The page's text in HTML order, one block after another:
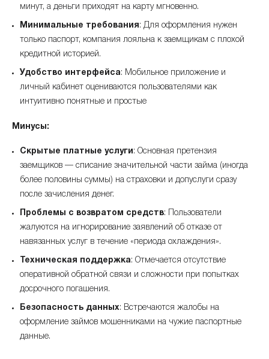
минут, а деньги приходят на карту мгновенно.
Минимальные требования : Для оформления нужен
только паспорт, компания лояльна к заемщикам с плохой
кредитной историей.
Удобство интерфейса: Мобильное приложение и
личный кабинет оцениваются пользователями как
интуитивно понятные и простые
Минусы:
Скрытые платные услуги : Основная претензия
заемщиков — списание значительной части займа (иногда
более половины суммы) на страховки и допуслуги сразу
после зачисления денег.
Проблемы с возвратом средств: Пользователи
жалуются на игнорирование заявлений об отказе от
навязанных услуг в течение «периода охлаждения».
Техническая поддержка: Отмечается отсутствие
оперативной обратной связи и сложности при попытках
досрочного погашения.
Безопасность данных: Встречаются жалобы на
оформление займов мошенниками на чужие паспортные
данные.